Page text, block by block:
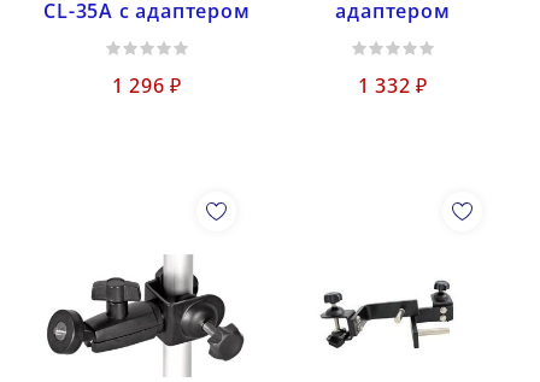
CL-35A с адаптером
1 296 ₽
адаптером
1 332 ₽